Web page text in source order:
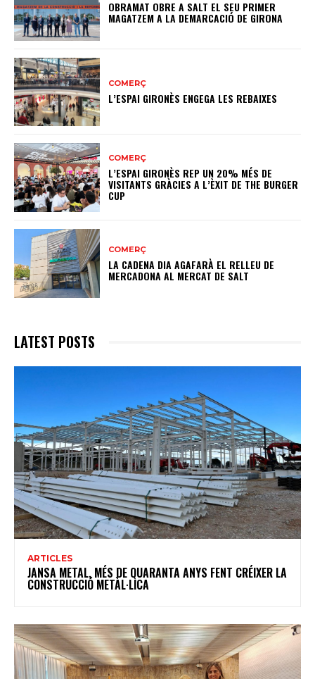
OBRAMAT OBRE A SALT EL SEU PRIMER
MAGATZEM A LA DEMARCACIÓ DE GIRONA
COMERÇ
L’ESPAI GIRONÈS ENGEGA LES REBAIXES
COMERÇ
L’ESPAI GIRONÈS REP UN 20% MÉS DE
VISITANTS GRÀCIES A L’ÈXIT DE THE BURGER
CUP
COMERÇ
LA CADENA DIA AGAFARÀ EL RELLEU DE
MERCADONA AL MERCAT DE SALT
LATEST POSTS
ARTICLES
JANSA METAL, MÉS DE QUARANTA ANYS FENT CRÉIXER LA
CONSTRUCCIÓ METÀL·LICA